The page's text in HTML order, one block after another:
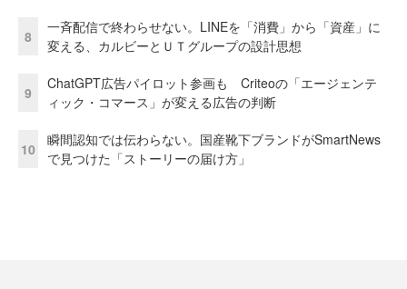
8
一斉配信で終わらせない。LINEを「消費」から「資産」に
変える、カルビーとＵＴグループの設計思想
9
ChatGPT広告パイロット参画も Criteoの「エージェンテ
ィック・コマース」が変える広告の判断
10
瞬間認知では伝わらない。国産靴下ブランドがSmartNews
で見つけた「ストーリーの届け方」